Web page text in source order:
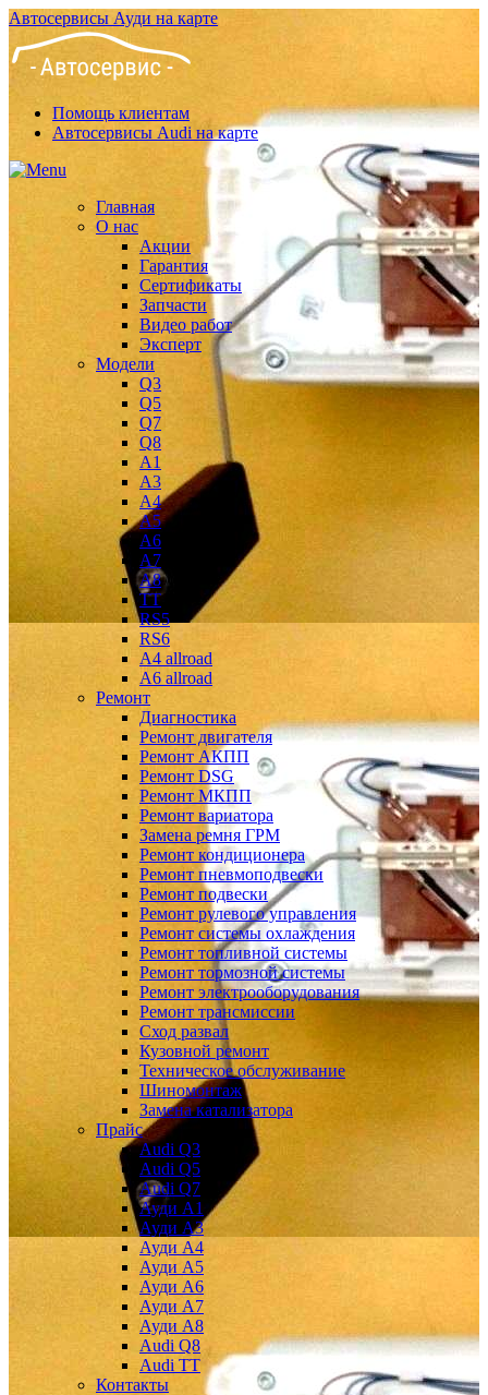
Автосервисы Ауди на карте
Помощь клиентам
Автосервисы Audi на карте
Главная
О нас
Акции
Гарантия
Сертификаты
Запчасти
Видео работ
Эксперт
Модели
Q3
Q5
Q7
Q8
A1
A3
A4
A5
A6
A7
A8
TT
RS5
RS6
A4 allroad
A6 allroad
Ремонт
Диагностика
Ремонт двигателя
Ремонт АКПП
Ремонт DSG
Ремонт МКПП
Ремонт вариатора
Замена ремня ГРМ
Ремонт кондиционера
Ремонт пневмоподвески
Ремонт подвески
Ремонт рулевого управления
Ремонт системы охлаждения
Ремонт топливной системы
Ремонт тормозной системы
Ремонт электрооборудования
Ремонт трансмиссии
Сход развал
Кузовной ремонт
Техническое обслуживание
Шиномонтаж
Замена катализатора
Прайс
Audi Q3
Audi Q5
Audi Q7
Ауди А1
Ауди А3
Ауди А4
Ауди A5
Ауди А6
Ауди А7
Ауди A8
Audi Q8
Audi TT
Контакты